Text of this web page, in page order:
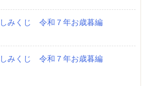
みくじ 令和７年お歳暮編
みくじ 令和７年お歳暮編